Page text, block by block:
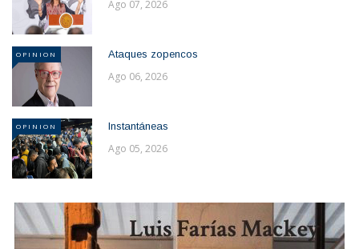
Ago 07, 2026
OPINION Ataques zopencos
Ago 06, 2026
OPINION Instantáneas
Ago 05, 2026